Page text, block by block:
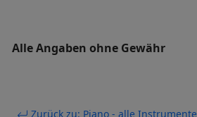
Alle Angaben ohne Gewähr
Zurück zu: Piano - alle Instrumente